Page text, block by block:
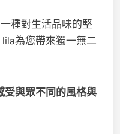
種對生活品味的堅
為您帶來獨一無二
受與眾不同的風格與